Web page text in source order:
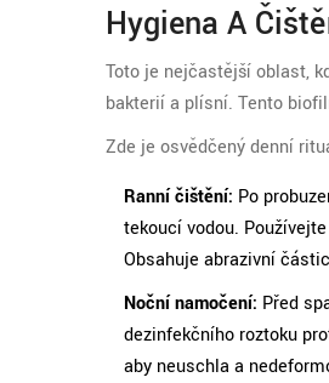
Hygiena A
Toto je nejčastější oblast,
bakterií a plísní. Tento
Zde je osvědčený denní
Ranní čištění: Po
tekoucí vodou.
Obsahuje abrazivní
Noční namočení: Před
dezinfekčního roztoku
aby neuschla a